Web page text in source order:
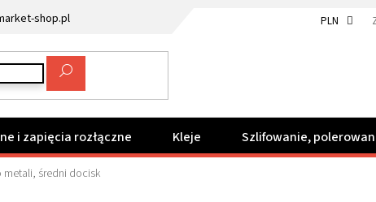
shop.pl PLN
i zapięcia rozłączne Kleje Szlifowanie,
metali, średni docisk